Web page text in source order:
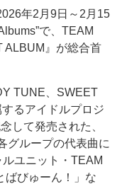
年2月9日～2月15
で、TEAM
ALBUM』が総合首
TUNE、SWEET
るアイドルプロジ
して発売された、
グループの代表曲に
ユニット・TEAM
ばびゅーん！」な